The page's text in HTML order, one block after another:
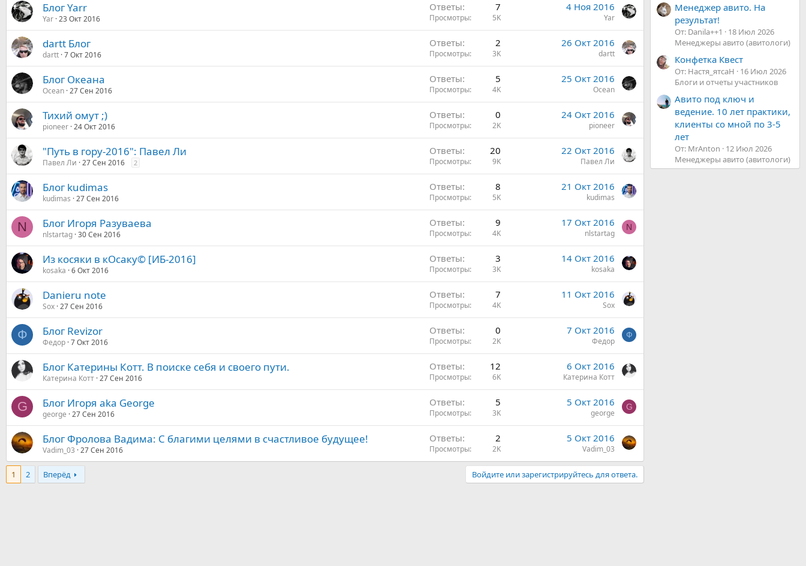
Блог Yarr
Yar 23 Окт 2016
Ответы 7
Просмотры 5K
4 Ноя 2016
Yar
dartt Блог
dartt 7 Окт 2016
Ответы 2
Просмотры 3K
26 Окт 2016
dartt
Блог Океана
Ocean 27 Сен 2016
Ответы 5
Просмотры 4K
25 Окт 2016
Ocean
Тихий омут ;)
pioneer 24 Окт 2016
Ответы 0
Просмотры 2K
24 Окт 2016
pioneer
"Путь в гору-2016": Павел Ли
Павел Ли 27 Сен 2016 2
Ответы 20
Просмотры 9K
22 Окт 2016
Павел Ли
Блог kudimas
kudimas 27 Сен 2016
Ответы 8
Просмотры 5K
21 Окт 2016
kudimas
N Блог Игоря Разуваева
nlstartag 30 Сен 2016
Ответы 9
Просмотры 4K
17 Окт 2016
nlstartag
N
Из косяки в кОсаку© [ИБ-2016]
kosaka 6 Окт 2016
Ответы 3
Просмотры 3K
14 Окт 2016
kosaka
Danieru note
Sox 27 Сен 2016
Ответы 7
Просмотры 4K
11 Окт 2016
Sox
Ф Блог Revizor
Федор 7 Окт 2016
Ответы 0
Просмотры 2K
7 Окт 2016
Федор
Ф
Блог Катерины Котт. В поиске себя и своего пути.
Катерина Котт 27 Сен 2016
Ответы 12
Просмотры 6K
6 Окт 2016
Катерина Котт
G Блог Игоря aka George
george 27 Сен 2016
Ответы 5
Просмотры 3K
5 Окт 2016
george
G
Блог Фролова Вадима: С благими целями в счастливое будущее!
Vadim_03 27 Сен 2016
Ответы 2
Просмотры 2K
5 Окт 2016
Vadim_03
1 2 Вперёд Войдите или зарегистрируйтесь для ответа.
Менеджер авито. На
результат!
От: Danila++1
18 Июл 2026
Менеджеры авито (авитологи)
Конфетка Квест
От: Настя_ятсаН
16 Июл 2026
Блоги и отчеты участников
Авито под ключ и
ведение. 10 лет практики,
клиенты со мной по 3-5
лет
От: MrAnton
12 Июл 2026
Менеджеры авито (авитологи)